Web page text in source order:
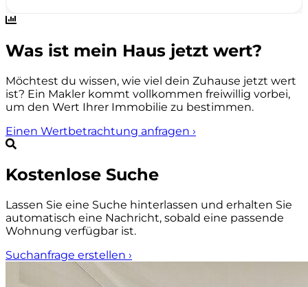
Was ist mein Haus jetzt wert?
Möchtest du wissen, wie viel dein Zuhause jetzt wert
ist? Ein Makler kommt vollkommen freiwillig vorbei,
um den Wert Ihrer Immobilie zu bestimmen.
Einen Wertbetrachtung anfragen ›
Kostenlose Suche
Lassen Sie eine Suche hinterlassen und erhalten Sie
automatisch eine Nachricht, sobald eine passende
Wohnung verfügbar ist.
Suchanfrage erstellen ›